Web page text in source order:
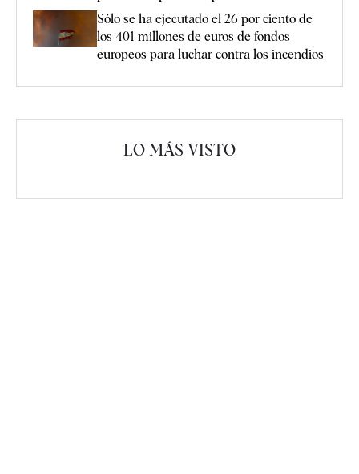
Sólo se ha ejecutado el 26 por ciento de
los 401 millones de euros de fondos
europeos para luchar contra los incendios
LO MÁS VISTO